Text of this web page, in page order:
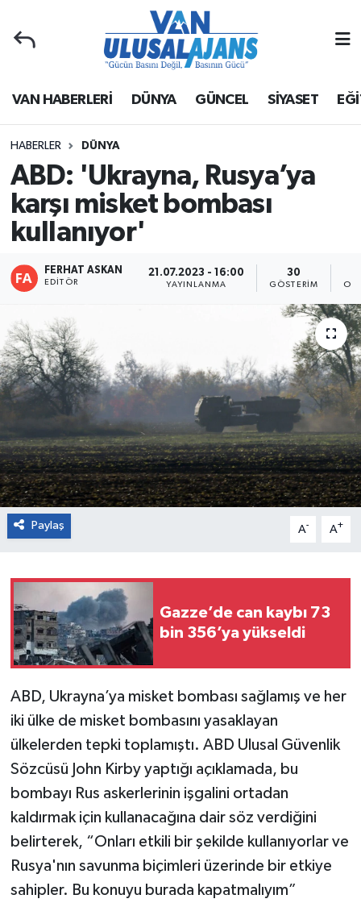
VAN HABERLERİ DÜNYA GÜNCEL SİYASET
HABERLER DÜNYA
ABD: 'Ukrayna, Rusya’ya
karşı misket bombası
kullanıyor'
FERHAT ASKAN
EDITÖR
21.07.2023 - 16:00
YAYINLANMA
30
GÖSTERIM
Paylaş A- A+
Gazze’de can kaybı 73
bin 356’ya yükseldi
ABD, Ukrayna’ya misket bombası sağlamış ve her
iki ülke de misket bombasını yasaklayan
ülkelerden tepki toplamıştı. ABD Ulusal Güvenlik
Sözcüsü John Kirby yaptığı açıklamada, bu
bombayı Rus askerlerinin işgalini ortadan
kaldırmak için kullanacağına dair söz verdiğini
belirterek, “Onları etkili bir şekilde kullanıyorlar ve
Rusya'nın savunma biçimleri üzerinde bir etkiye
sahipler. Bu konuyu burada kapatmalıyım”
Van Nöbetçi Eczaneler
Van Hava Durumu
Van Namaz Vakitleri
Van Trafik Yoğunluk Haritası
Süper Lig Puan Durumu ve Fikstür
Tüm Manşetler
Haber Arşivi